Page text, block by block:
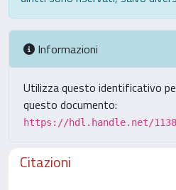
Informazioni
Utilizza questo identificativo
questo documento:
https://hdl.handle.net/
Citazioni